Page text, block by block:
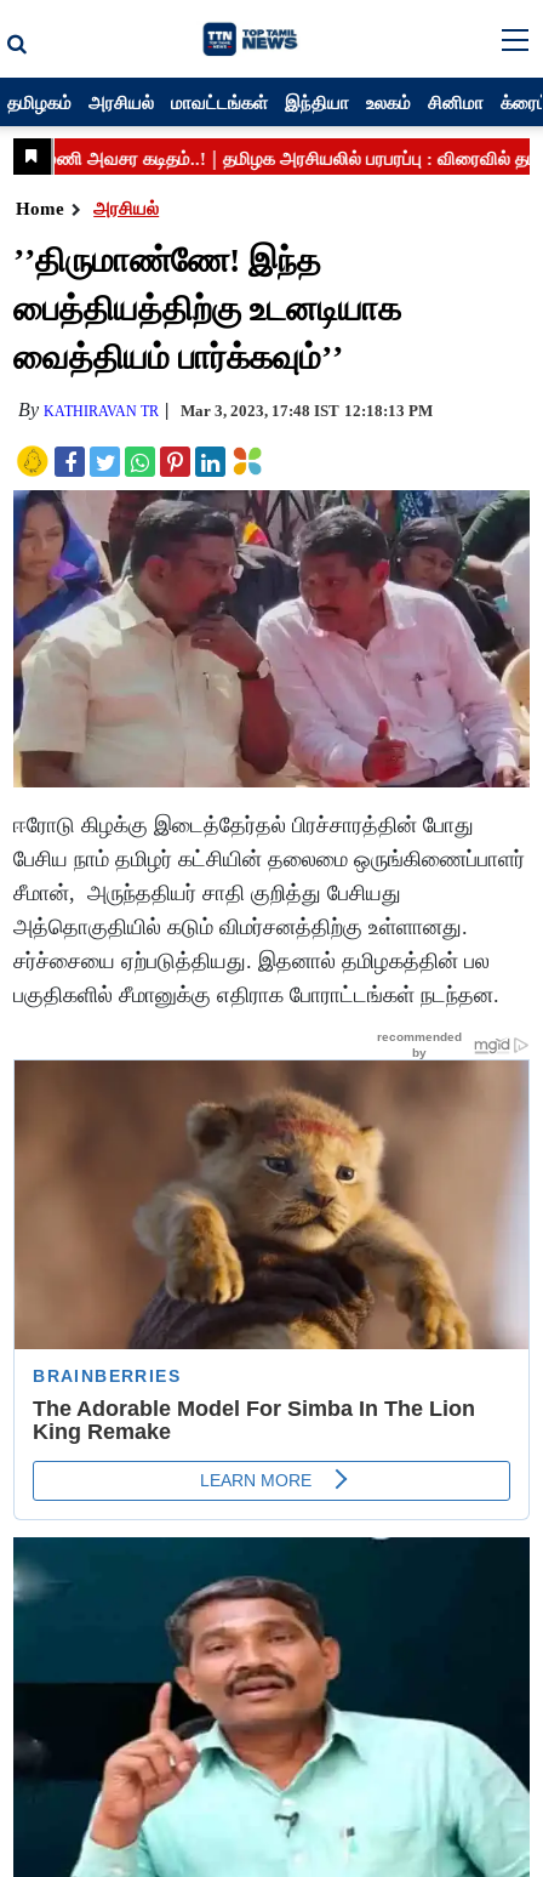
தமிழகம் அரசியல் மாவட்டங்கள் இந்தியா உலகம் சினிமா
Home அரசியல்
’’திருமாண்ணே! இந்த
பைத்தியத்திற்கு உடனடியாக
வைத்தியம் பார்க்கவும்’’
ByKATHIRAVAN TR Mar 3, 2023, 17:48 IST 12:18:13 PM
ஈரோடு கிழக்கு இடைத்தேர்தல் பிரச்சாரத்தின் போது
பேசிய நாம் தமிழர் கட்சியின் தலைமை ஒருங்கிணைப்பாளர்
சீமான், அருந்ததியர் சாதி குறித்து பேசியது
அத்தொகுதியில் கடும் விமர்சனத்திற்கு உள்ளானது.
சர்ச்சையை ஏற்படுத்தியது. இதனால் தமிழகத்தின் பல
பகுதிகளில் சீமானுக்கு எதிராக போராட்டங்கள் நடந்தன.